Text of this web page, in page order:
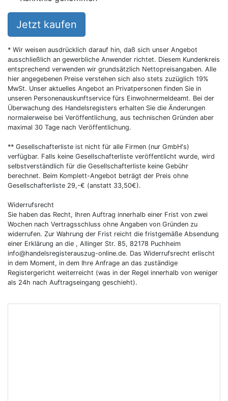
Jetzt kaufen
* Wir weisen ausdrücklich darauf hin, daß sich unser Angebot
ausschließlich an gewerbliche Anwender richtet. Diesem Kundenkreis
entsprechend verwenden wir grundsätzlich Nettopreisangaben. Alle
hier angegebenen Preise verstehen sich also stets zuzüglich 19%
MwSt. Unser aktuelles Angebot an Privatpersonen finden Sie in
unseren Personenauskunftservice fürs Einwohnermeldeamt. Bei der
Überwachung des Handelsregisters erhalten Sie die Änderungen
normalerweise bei Veröffentlichung, aus technischen Gründen aber
maximal 30 Tage nach Veröffentlichung.
** Gesellschafterliste ist nicht für alle Firmen (nur GmbH's)
verfügbar. Falls keine Gesellschafterliste veröffentlicht wurde, wird
selbstverständlich für die Gesellschafterliste keine Gebühr
berechnet. Beim Komplett-Angebot beträgt der Preis ohne
Gesellschafterliste 29,-€ (anstatt 33,50€).
Widerrufsrecht
Sie haben das Recht, Ihren Auftrag innerhalb einer Frist von zwei
Wochen nach Vertragsschluss ohne Angaben von Gründen zu
widerrufen. Zur Wahrung der Frist reicht die fristgemäße Absendung
einer Erklärung an die , Allinger Str. 85, 82178 Puchheim
info@handelsregisterauszug-online.de. Das Widerrufsrecht erlischt
in dem Moment, in dem Ihre Anfrage an das zuständige
Registergericht weiterreicht (was in der Regel innerhalb von weniger
als 24h nach Auftragseingang geschieht).